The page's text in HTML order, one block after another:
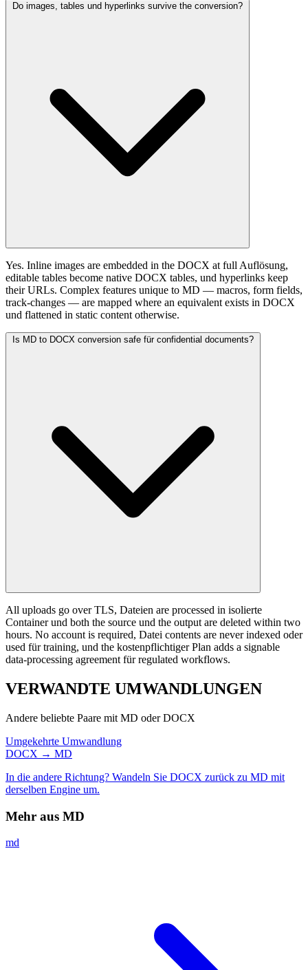
Do images, tables und hyperlinks survive the conversion?
Yes. Inline images are embedded in the DOCX at full Auflösung,
editable tables become native DOCX tables, und hyperlinks keep
their URLs. Complex features unique to MD — macros, form fields,
track-changes — are mapped where an equivalent exists in DOCX
und flattened in static content otherwise.
Is MD to DOCX conversion safe für confidential documents?
All uploads go over TLS, Dateien are processed in isolierte
Container und both the source und the output are deleted within two
hours. No account is required, Datei contents are never indexed oder
used für training, und the kostenpflichtiger Plan adds a signable
data-processing agreement für regulated workflows.
VERWANDTE UMWANDLUNGEN
Andere beliebte Paare mit MD oder DOCX
Umgekehrte Umwandlung
DOCX → MD
In die andere Richtung? Wandeln Sie DOCX zurück zu MD mit
derselben Engine um.
Mehr aus MD
md